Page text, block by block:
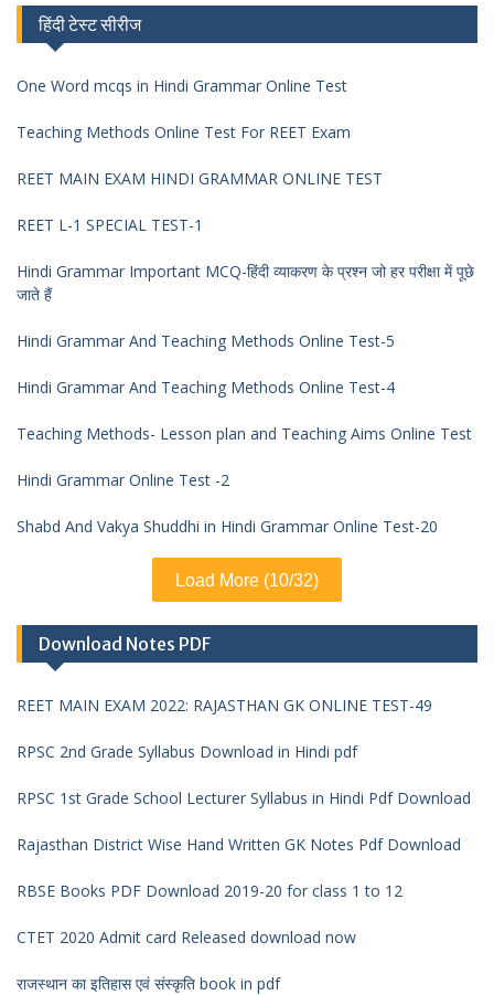
हिंदी टेस्ट सीरीज
One Word mcqs in Hindi Grammar Online Test
Teaching Methods Online Test For REET Exam
REET MAIN EXAM HINDI GRAMMAR ONLINE TEST
REET L-1 SPECIAL TEST-1
Hindi Grammar Important MCQ-हिंदी व्याकरण के प्रश्न जो हर परीक्षा में पूछे
जाते हैं
Hindi Grammar And Teaching Methods Online Test-5
Hindi Grammar And Teaching Methods Online Test-4
Teaching Methods- Lesson plan and Teaching Aims Online Test
Hindi Grammar Online Test -2
Shabd And Vakya Shuddhi in Hindi Grammar Online Test-20
Load More (10/32)
Download Notes PDF
REET MAIN EXAM 2022: RAJASTHAN GK ONLINE TEST-49
RPSC 2nd Grade Syllabus Download in Hindi pdf
RPSC 1st Grade School Lecturer Syllabus in Hindi Pdf Download
Rajasthan District Wise Hand Written GK Notes Pdf Download
RBSE Books PDF Download 2019-20 for class 1 to 12
CTET 2020 Admit card Released download now
राजस्थान का इतिहास एवं संस्कृति book in pdf